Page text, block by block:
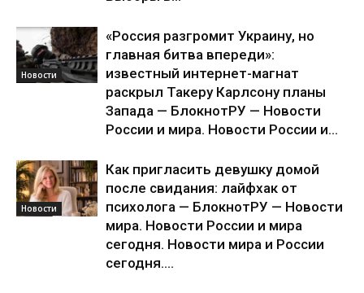
Новости
«Россия разгромит Украину, но
главная битва впереди»:
известный интернет-магнат
раскрыл Такеру Карлсону планы
Запада — БлокнотРУ — Новости
России и мира. Новости России и...
Новости
Как пригласить девушку домой
после свидания: лайфхак от
психолога — БлокнотРУ — Новости
мира. Новости России и мира
сегодня. Новости мира и России
сегодня....